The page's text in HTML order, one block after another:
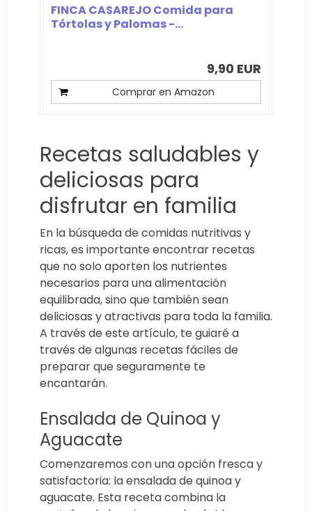
FINCA CASAREJO Comida para
Tórtolas y Palomas -...
9,90 EUR
Comprar en Amazon
Recetas saludables y
deliciosas para
disfrutar en familia
En la búsqueda de comidas nutritivas y
ricas, es importante encontrar recetas
que no solo aporten los nutrientes
necesarios para una alimentación
equilibrada, sino que también sean
deliciosas y atractivas para toda la familia.
A través de este artículo, te guiaré a
través de algunas recetas fáciles de
preparar que seguramente te
encantarán.
Ensalada de Quinoa y
Aguacate
Comenzaremos con una opción fresca y
satisfactoria: la ensalada de quinoa y
aguacate. Esta receta combina la